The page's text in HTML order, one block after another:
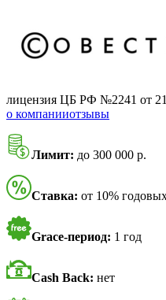
лицензия ЦБ РФ №2241 от
о компанииотзывы
Лимит: до 300 000 р.
Ставка: от 10%
Grace-период: 1 год
Cash Back: нет